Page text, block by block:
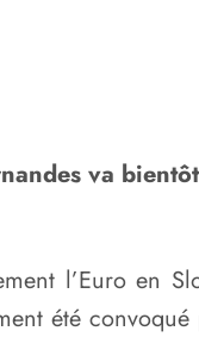
va
l’Euro en
été